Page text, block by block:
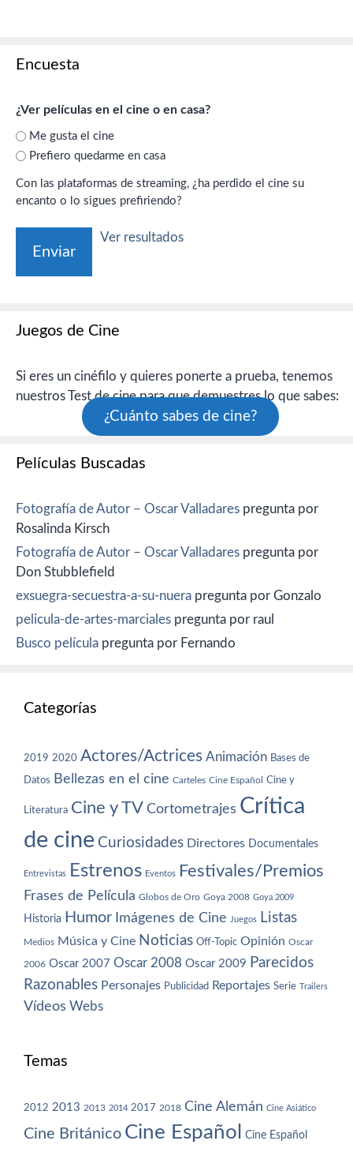
Encuesta
¿Ver películas en el cine o en casa?
Me gusta el cine
Prefiero quedarme en casa
Con las plataformas de streaming, ¿ha perdido el cine su
encanto o lo sigues prefiriendo?
Ver resultados
Juegos de Cine
Si eres un cinéfilo y quieres ponerte a prueba, tenemos
nuestros Test de cine para que demuestres lo que sabes:
¿Cuánto sabes de cine?
Películas Buscadas
Fotografía de Autor – Oscar Valladares pregunta por
Rosalinda Kirsch
Fotografía de Autor – Oscar Valladares pregunta por
Don Stubblefield
exsuegra-secuestra-a-su-nuera pregunta por Gonzalo
pelicula-de-artes-marciales pregunta por raul
Busco película pregunta por Fernando
Categorías
2019 2020 Actores/Actrices Animación Bases de
Datos Bellezas en el cine Carteles Cine Español Cine y
Literatura Cine y TV Cortometrajes Crítica
de cine Curiosidades Directores Documentales
Entrevistas Estrenos Eventos Festivales/Premios
Frases de Película Globos de Oro Goya 2008 Goya 2009
Historia Humor Imágenes de Cine Juegos Listas
Medios Música y Cine Noticias Off-Topic Opinión Oscar
2006 Oscar 2007 Oscar 2008 Oscar 2009 Parecidos
Razonables Personajes Publicidad Reportajes Serie Trailers
Vídeos Webs
Temas
2012 2013 2013 2014 2017 2018 Cine Alemán Cine Asiático
Cine Británico Cine Español Cine Español